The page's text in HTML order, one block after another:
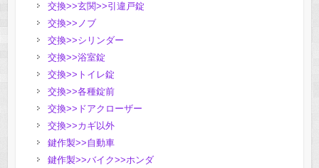
交換>>玄関>>引違戸錠
交換>>ノブ
交換>>シリンダー
交換>>浴室錠
交換>>トイレ錠
交換>>各種錠前
交換>>ドアクローザー
交換>>カギ以外
鍵作製>>自動車
鍵作製>>バイク>>ホンダ